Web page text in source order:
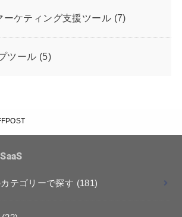
ーケティング支援ツール (7)
ツール (5)
テゴリーで探す (181)